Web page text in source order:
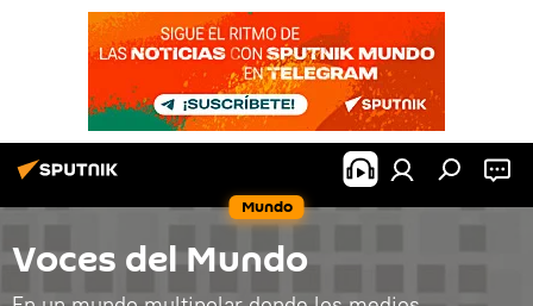
Mundo
Voces del Mundo